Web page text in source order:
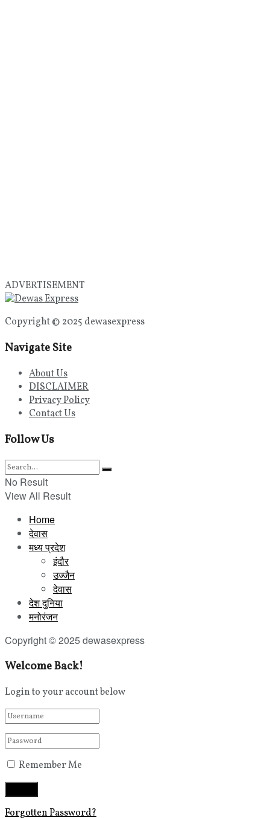
ADVERTISEMENT
Copyright © 2025 dewasexpress
Navigate Site
About Us
DISCLAIMER
Privacy Policy
Contact Us
Follow Us
No Result
View All Result
Home
देवास
मध्य प्रदेश
इंदौर
उज्जैन
देवास
देश दुनिया
मनोरंजन
Copyright © 2025 dewasexpress
Welcome Back!
Login to your account below
Remember Me
Forgotten Password?